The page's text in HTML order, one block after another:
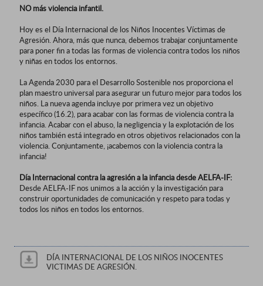
NO más violencia infantil.
Hoy es el Día Internacional de los Niños Inocentes Víctimas de
Agresión. Ahora, más que nunca, debemos trabajar conjuntamente
para poner fin a todas las formas de violencia contra todos los niños
y niñas en todos los entornos.
La Agenda 2030 para el Desarrollo Sostenible nos proporciona el
plan maestro universal para asegurar un futuro mejor para todos los
niños. La nueva agenda incluye por primera vez un objetivo
específico (16.2), para acabar con las formas de violencia contra la
infancia. Acabar con el abuso, la negligencia y la explotación de los
niños también está integrado en otros objetivos relacionados con la
violencia. Conjuntamente, ¡acabemos con la violencia contra la
infancia!
Día Internacional contra la agresión a la infancia desde AELFA-IF:
Desde AELFA-IF nos unimos a la acción y la investigación para
construir oportunidades de comunicación y respeto para todas y
todos los niños en todos los entornos.
DÍA INTERNACIONAL DE LOS NIÑOS INOCENTES
VICTIMAS DE AGRESIÓN.